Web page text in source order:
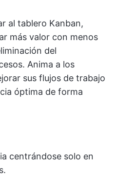
al tablero Kanban,
más valor con menos
del
Anima a los
sus flujos de trabajo
óptima de forma
centrándose solo en